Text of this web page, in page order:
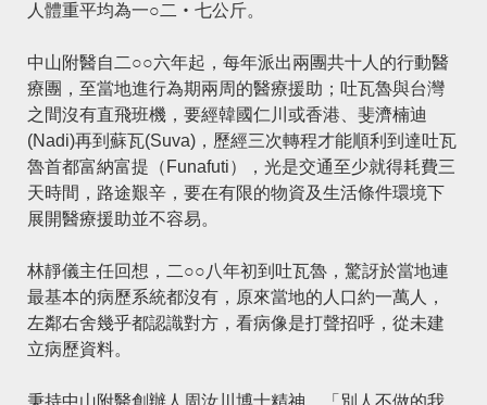
人體重平均為一○二‧七公斤。
中山附醫自二○○六年起，每年派出兩團共十人的行動醫
療團，至當地進行為期兩周的醫療援助；吐瓦魯與台灣
之間沒有直飛班機，要經韓國仁川或香港、斐濟楠迪
(Nadi)再到蘇瓦(Suva)，歷經三次轉程才能順利到達吐瓦
魯首都富納富提（Funafuti），光是交通至少就得耗費三
天時間，路途艱辛，要在有限的物資及生活條件環境下
展開醫療援助並不容易。
林靜儀主任回想，二○○八年初到吐瓦魯，驚訝於當地連
最基本的病歷系統都沒有，原來當地的人口約一萬人，
左鄰右舍幾乎都認識對方，看病像是打聲招呼，從未建
立病歷資料。